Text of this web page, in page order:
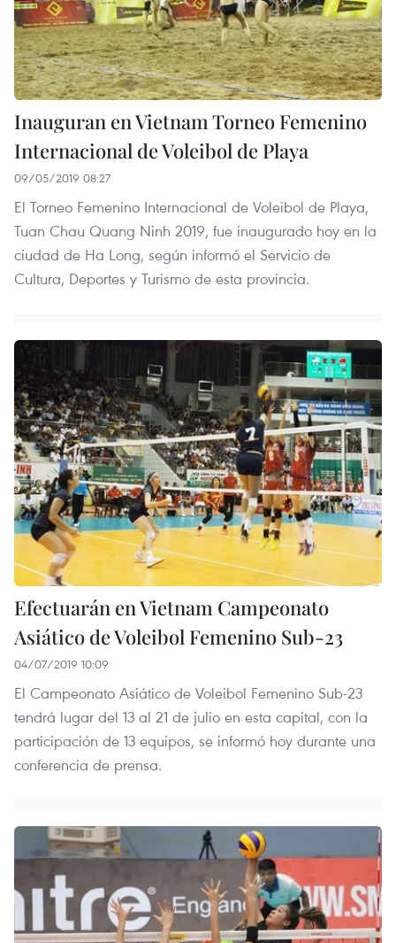
Inauguran en Vietnam Torneo Femenino
Internacional de Voleibol de Playa
09/05/2019 08:27
El Torneo Femenino Internacional de Voleibol de Playa,
Tuan Chau Quang Ninh 2019, fue inaugurado hoy en la
ciudad de Ha Long, según informó el Servicio de
Cultura, Deportes y Turismo de esta provincia.
Efectuarán en Vietnam Campeonato
Asiático de Voleibol Femenino Sub-23
04/07/2019 10:09
El Campeonato Asiático de Voleibol Femenino Sub-23
tendrá lugar del 13 al 21 de julio en esta capital, con la
participación de 13 equipos, se informó hoy durante una
conferencia de prensa.